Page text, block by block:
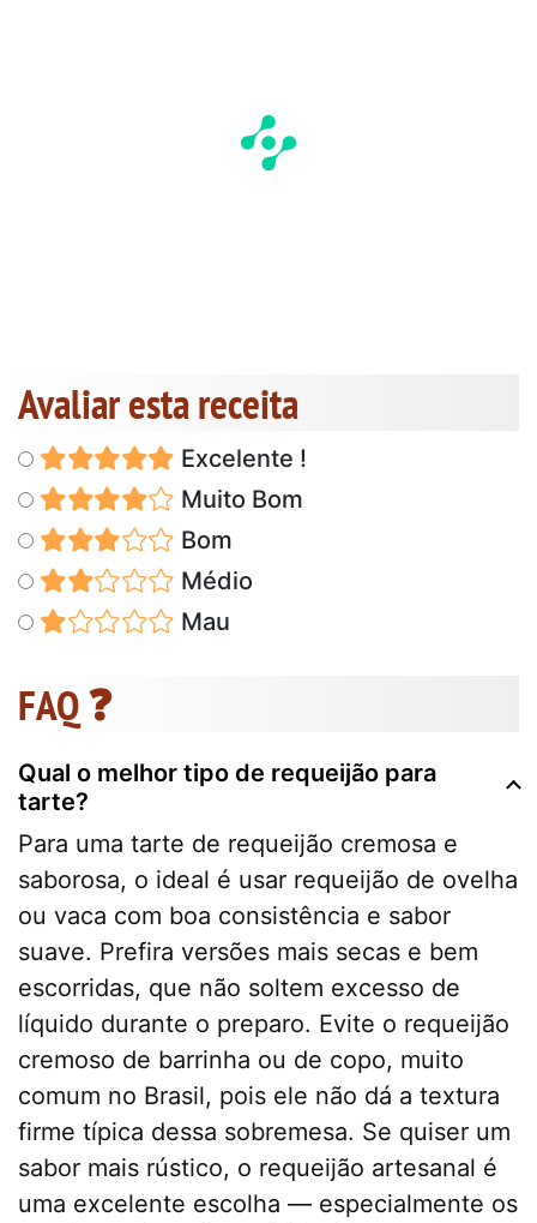
Avaliar esta receita
Excelente !
Muito Bom
Bom
Médio
Mau
FAQ ❓
Qual o melhor tipo de requeijão para
tarte?
Para uma tarte de requeijão cremosa e
saborosa, o ideal é usar requeijão de ovelha
ou vaca com boa consistência e sabor
suave. Prefira versões mais secas e bem
escorridas, que não soltem excesso de
líquido durante o preparo. Evite o requeijão
cremoso de barrinha ou de copo, muito
comum no Brasil, pois ele não dá a textura
firme típica dessa sobremesa. Se quiser um
sabor mais rústico, o requeijão artesanal é
uma excelente escolha — especialmente os